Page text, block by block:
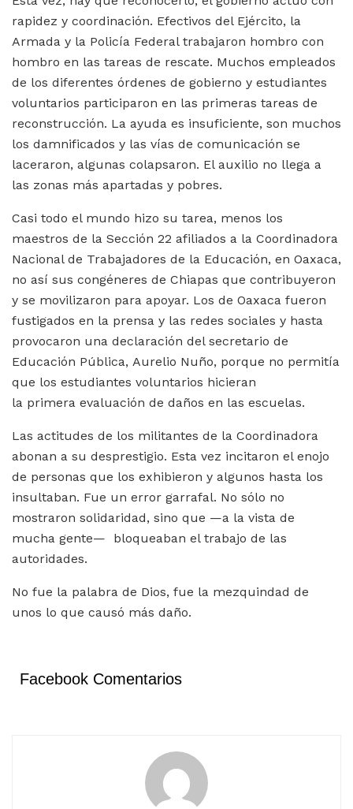
rapidez y coordinación. Efectivos del Ejército, la
Armada y la Policía Federal trabajaron hombro con
hombro en las tareas de rescate. Muchos empleados
de los diferentes órdenes de gobierno y estudiantes
voluntarios participaron en las primeras tareas de
reconstrucción. La ayuda es insuficiente, son muchos
los damnificados y las vías de comunicación se
laceraron, algunas colapsaron. El auxilio no llega a
las zonas más apartadas y pobres.
Casi todo el mundo hizo su tarea, menos los
maestros de la Sección 22 afiliados a la Coordinadora
Nacional de Trabajadores de la Educación, en Oaxaca,
no así sus congéneres de Chiapas que contribuyeron
y se movilizaron para apoyar. Los de Oaxaca fueron
fustigados en la prensa y las redes sociales y hasta
provocaron una declaración del secretario de
Educación Pública, Aurelio Nuño, porque no permitía
que los estudiantes voluntarios hicieran
la primera evaluación de daños en las escuelas.
Las actitudes de los militantes de la Coordinadora
abonan a su desprestigio. Esta vez incitaron el enojo
de personas que los exhibieron y algunos hasta los
insultaban. Fue un error garrafal. No sólo no
mostraron solidaridad, sino que —a la vista de
mucha gente— bloqueaban el trabajo de las
autoridades.
No fue la palabra de Dios, fue la mezquindad de
unos lo que causó más daño.
Facebook Comentarios